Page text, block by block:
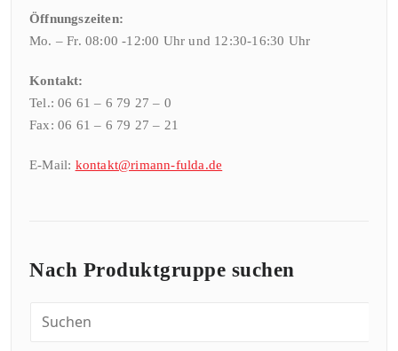
Öffnungszeiten:
Mo. – Fr. 08:00 -12:00 Uhr und 12:30-16:30 Uhr
Kontakt:
Tel.: 06 61 – 6 79 27 – 0
Fax: 06 61 – 6 79 27 – 21
E-Mail: kontakt@rimann-fulda.de
Nach Produktgruppe suchen